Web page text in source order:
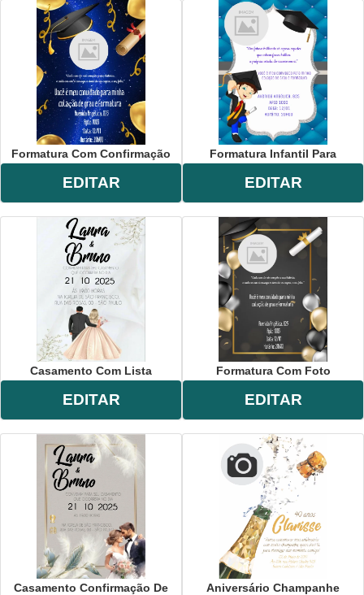
Formatura Com Confirmação
EDITAR
Formatura Infantil Para
EDITAR
Casamento Com Lista
EDITAR
Formatura Com Foto
EDITAR
Casamento Confirmação De Aniversário Champanhe